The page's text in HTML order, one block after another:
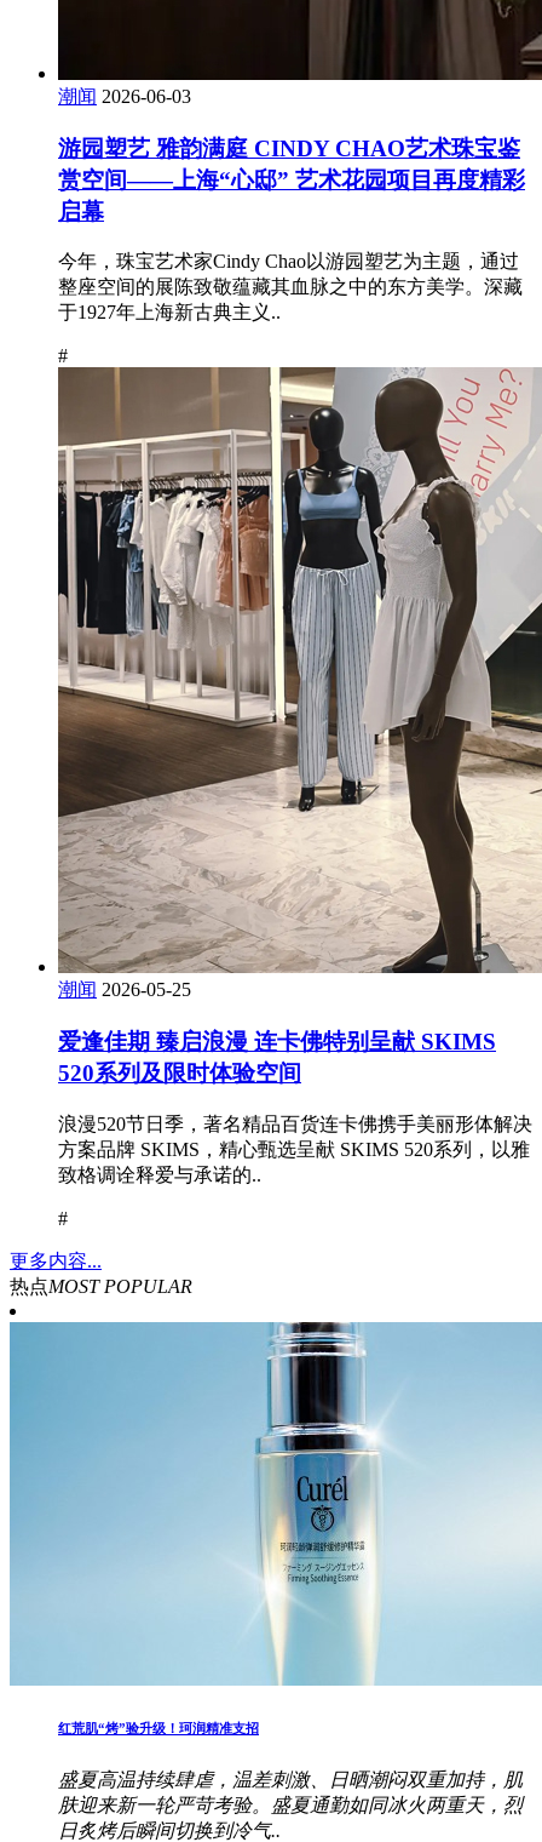
潮闻 2026-06-03
游园塑艺 雅韵满庭 CINDY CHAO艺术珠宝鉴
赏空间——上海“心邸” 艺术花园项目再度精彩
启幕
今年，珠宝艺术家Cindy Chao以游园塑艺为主题，通过
整座空间的展陈致敬蕴藏其血脉之中的东方美学。深藏
于1927年上海新古典主义..
#
潮闻 2026-05-25
爱逢佳期 臻启浪漫 连卡佛特别呈献 SKIMS
520系列及限时体验空间
浪漫520节日季，著名精品百货连卡佛携手美丽形体解决
方案品牌 SKIMS，精心甄选呈献 SKIMS 520系列，以雅
致格调诠释爱与承诺的..
#
更多内容...
热点MOST POPULAR
红荒肌“烤”验升级！珂润精准支招
盛夏高温持续肆虐，温差刺激、日晒潮闷双重加持，肌
肤迎来新一轮严苛考验。盛夏通勤如同冰火两重天，烈
日炙烤后瞬间切换到冷气..